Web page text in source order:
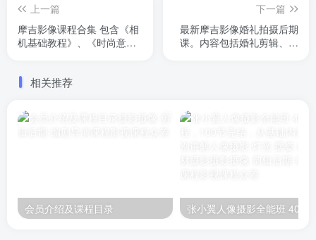
上一篇
摩吉影像课程合集 包含《相
机基础教程》、《时尚意境
共计140节课程
下一篇
最新摩吉影像婚礼拍摄后期
课。内容包括婚礼剪辑、婚
相关推荐
会员介绍及课程目录